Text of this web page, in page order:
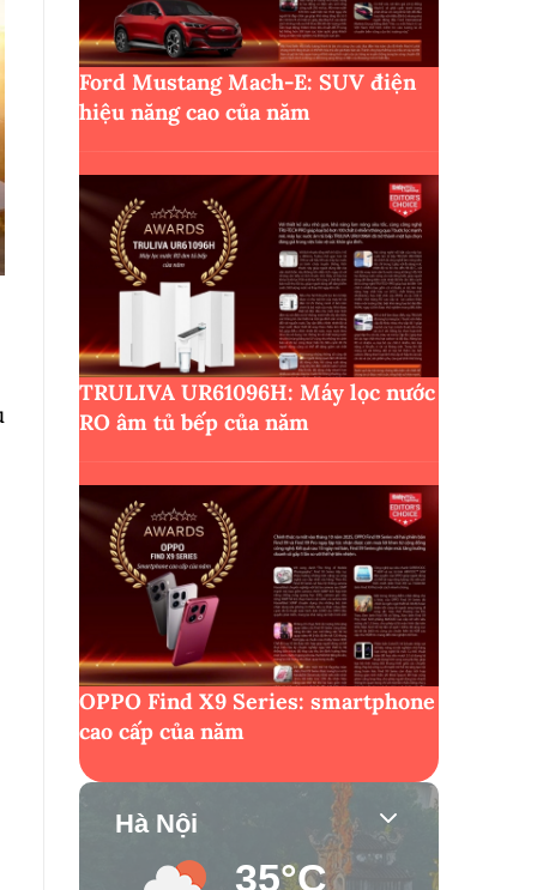
Ford Mustang Mach-E: SUV điện
hiệu năng cao của năm
TRULIVA UR61096H: Máy lọc nước
RO âm tủ bếp của năm
OPPO Find X9 Series: smartphone
cao cấp của năm
Hà Nội
35°C